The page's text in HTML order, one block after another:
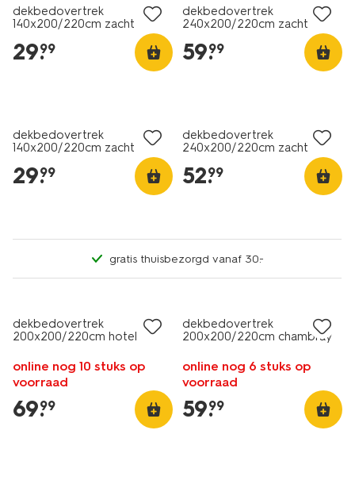
dekbedovertrek
140x200/220cm zacht
29.
99
dekbedovertrek
240x200/220cm zacht
59.
99
dekbedovertrek
140x200/220cm zacht
katoen kleurverloop groen-
blauw
29.
99
dekbedovertrek
240x200/220cm zacht
52.
99
gratis thuisbezorgd vanaf 30.-
dekbedovertrek
200x200/220cm hotel
online nog 10 stuks op
voorraad
69.
99
dekbedovertrek
200x200/220cm chambray
online nog 6 stuks op
voorraad
59.
99